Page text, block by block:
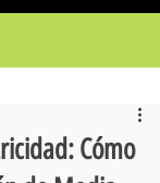
Cómo